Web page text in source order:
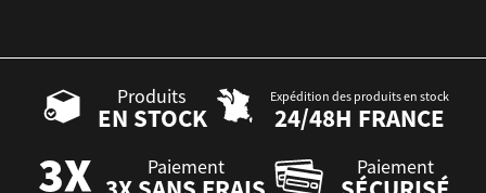
Produits
EN STOCK
Expédition des produits en stock
24/48H FRANCE
Paiement Paiement